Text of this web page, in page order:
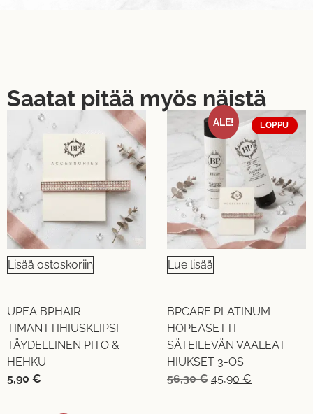
Saatat pitää myös näistä
Lisää ostoskoriin
UPEA BPHAIR
TIMANTTIHIUSKLIPSI –
TÄYDELLINEN PITO &
HEHKU
5,90 €
ALE! LOPPU
Lue lisää
BPCARE PLATINUM
HOPEASETTI –
SÄTEILEVÄN VAALEAT
HIUKSET 3-OS
56,30€ 45,90 €